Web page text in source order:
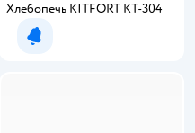
Хлебопечь KITFORT КТ-304
Уведомить о появлении